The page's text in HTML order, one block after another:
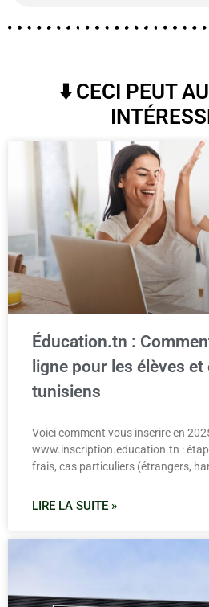
⬇️ CECI PEUT
Éducation.tn :
ligne pour les élèves
tunisiens
Voici comment vous inscrire en
www.inscription.education.tn :
frais, cas particuliers (étrangers,
LIRE LA SUITE »